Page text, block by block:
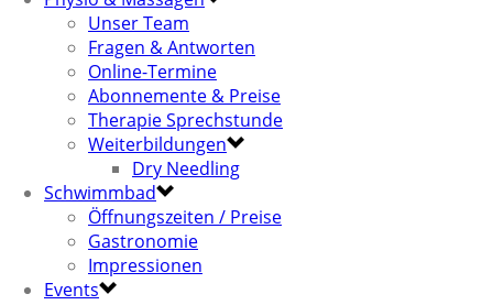
Unser Team
Fragen & Antworten
Online-Termine
Abonnemente & Preise
Therapie Sprechstunde
Weiterbildungen
Dry Needling
Schwimmbad
Öffnungszeiten / Preise
Gastronomie
Impressionen
Events